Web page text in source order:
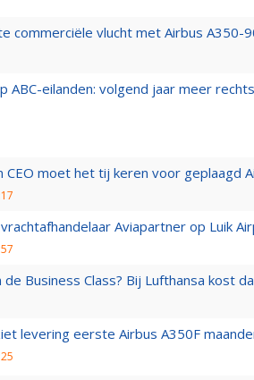
commerciële vlucht met Airbus A350-
ABC-eilanden: volgend jaar meer
CEO moet het tij keren voor geplaagd
vrachtafhandelaar Aviapartner op Luik
Business Class? Bij Lufthansa kost
levering eerste Airbus A350F